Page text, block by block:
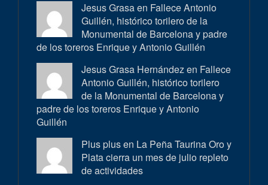
Jesus Grasa en Fallece Antonio
Guillén, histórico torilero de la
Monumental de Barcelona y padre
de los toreros Enrique y Antonio Guillén
Jesus Grasa Hernández en Fallece
Antonio Guillén, histórico torilero
de la Monumental de Barcelona y
padre de los toreros Enrique y Antonio
Guillén
Plus plus en La Peña Taurina Oro y
Plata cierra un mes de julio repleto
de actividades